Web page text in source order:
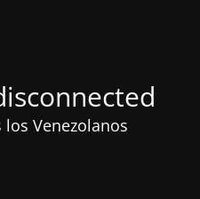
Venezolanos